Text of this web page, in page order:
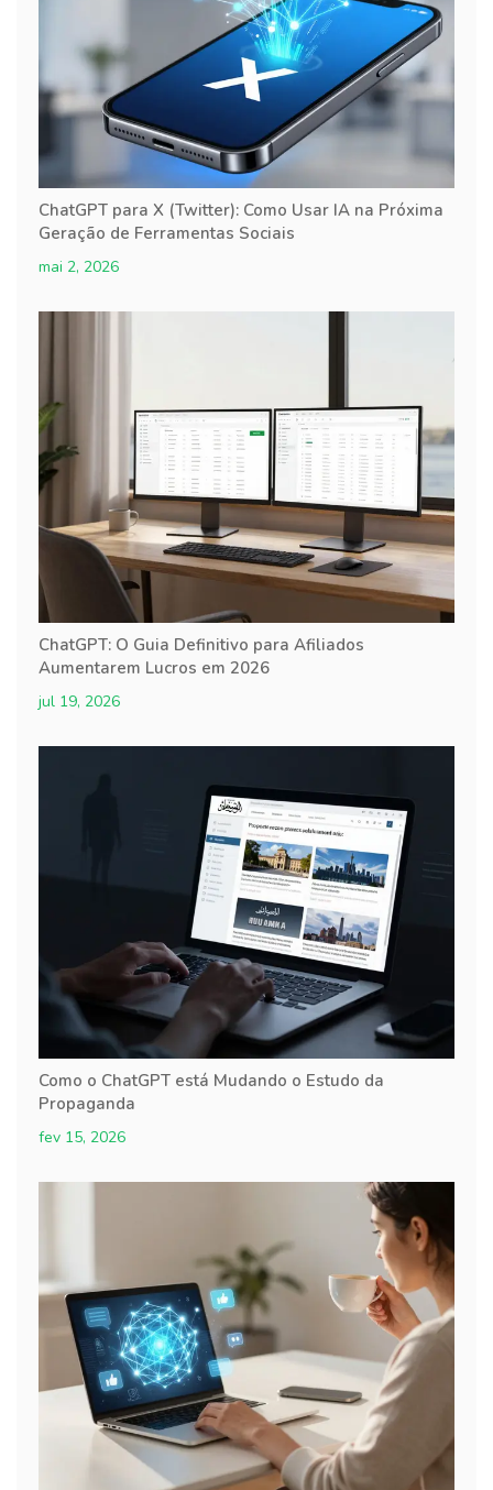
ChatGPT para X (Twitter): Como Usar IA na Próxima
Geração de Ferramentas Sociais
mai 2, 2026
ChatGPT: O Guia Definitivo para Afiliados
Aumentarem Lucros em 2026
jul 19, 2026
Como o ChatGPT está Mudando o Estudo da
Propaganda
fev 15, 2026